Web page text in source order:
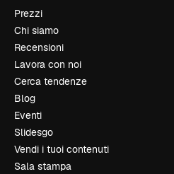
Prezzi
Chi siamo
Recensioni
Lavora con noi
Cerca tendenze
Blog
Eventi
Slidesgo
Vendi i tuoi contenuti
Sala stampa